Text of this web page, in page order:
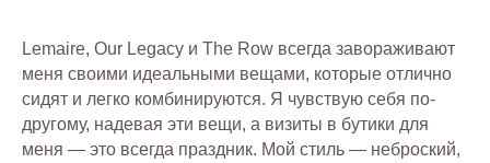
Lemaire, Our Legacy и The Row всегда завораживают
меня своими идеальными вещами, которые отлично
сидят и легко комбинируются. Я чувствую себя по-
другому, надевая эти вещи, а визиты в бутики для
меня — это всегда праздник. Мой стиль — неброский,